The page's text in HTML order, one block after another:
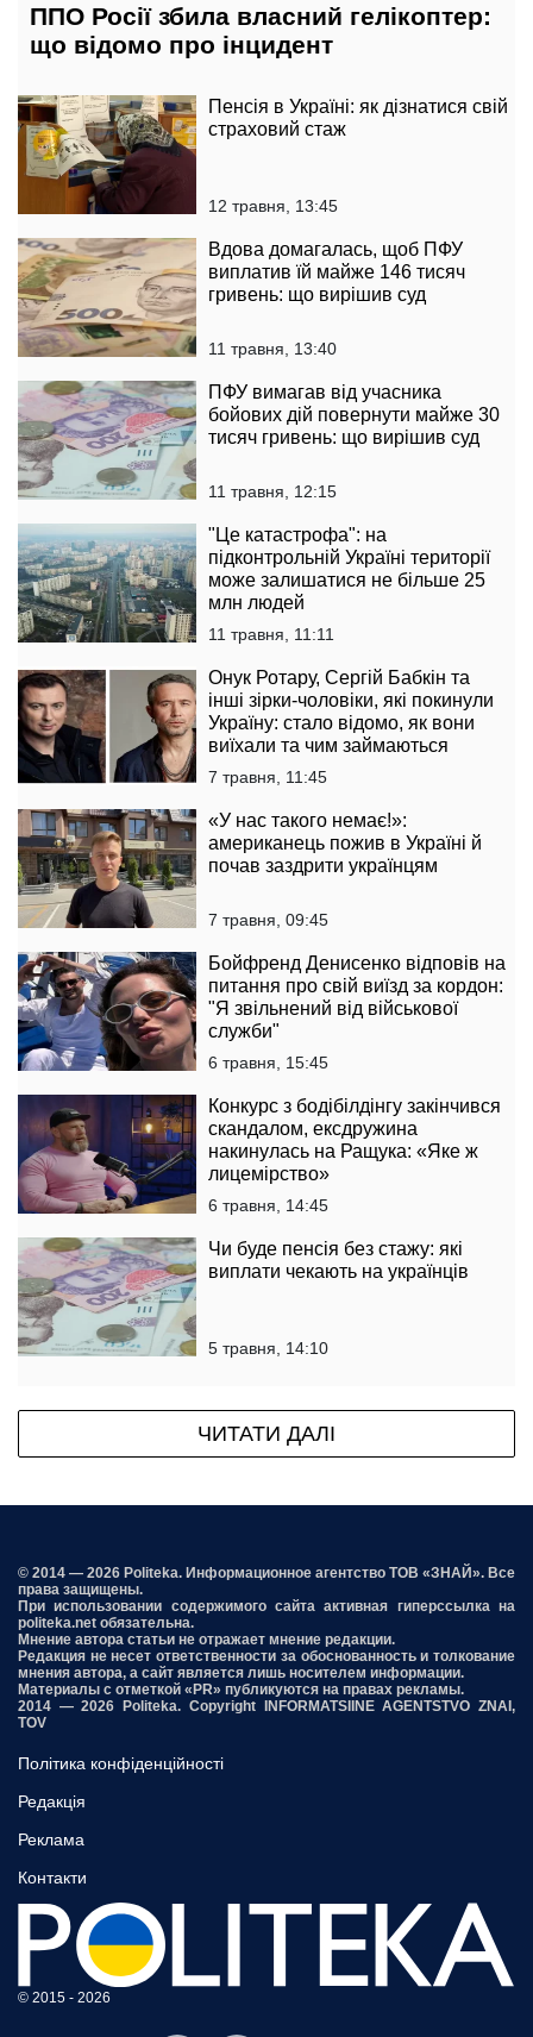
ППО Росії збила власний гелікоптер:
що відомо про інцидент
Пенсія в Україні: як дізнатися свій
страховий стаж
12 травня, 13:45
Вдова домагалась, щоб ПФУ
виплатив їй майже 146 тисяч
гривень: що вирішив суд
11 травня, 13:40
ПФУ вимагав від учасника
бойових дій повернути майже 30
тисяч гривень: що вирішив суд
11 травня, 12:15
"Це катастрофа": на
підконтрольній Україні території
може залишатися не більше 25
млн людей
11 травня, 11:11
Онук Ротару, Сергій Бабкін та
інші зірки-чоловіки, які покинули
Україну: стало відомо, як вони
виїхали та чим займаються
7 травня, 11:45
«У нас такого немає!»:
американець пожив в Україні й
почав заздрити українцям
7 травня, 09:45
Бойфренд Денисенко відповів на
питання про свій виїзд за кордон:
"Я звільнений від військової
служби"
6 травня, 15:45
Конкурс з бодібілдінгу закінчився
скандалом, ексдружина
накинулась на Ращука: «Яке ж
лицемірство»
6 травня, 14:45
Чи буде пенсія без стажу: які
виплати чекають на українців
5 травня, 14:10
ЧИТАТИ ДАЛІ
© 2014 — 2026 Politeka. Информационное агентство ТОВ «ЗНАЙ». Все
права защищены.
При использовании содержимого сайта активная гиперссылка на
politeka.net обязательна.
Мнение автора статьи не отражает мнение редакции.
Редакция не несет ответственности за обоснованность и толкование
мнения автора, а сайт является лишь носителем информации.
Материалы с отметкой «PR» публикуются на правах рекламы.
2014 — 2026 Politeka. Copyright INFORMATSIINE AGENTSTVO ZNAI,
TOV
Політика конфіденційності
Редакція
Реклама
Контакти
© 2015 - 2026